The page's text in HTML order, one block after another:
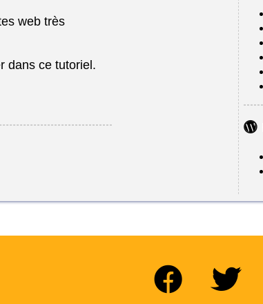
web très
dans ce tutoriel.